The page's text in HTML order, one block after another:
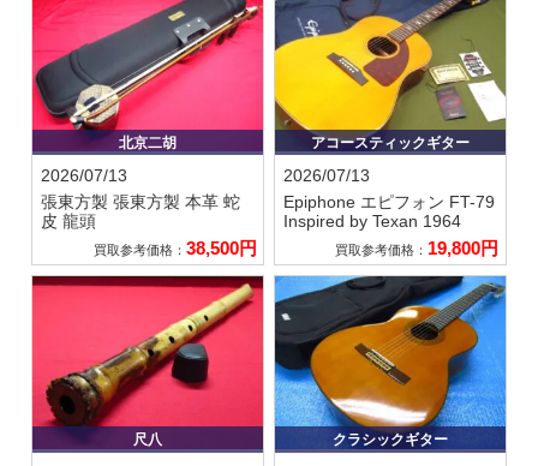
北京二胡
2026/07/13
張東方製 張東方製 本革 蛇
皮 龍頭
買取参考価格： 38,500円
アコースティックギター
2026/07/13
Epiphone エピフォン FT-79
Inspired by Texan 1964
買取参考価格： 19,800円
尺八 クラシックギター